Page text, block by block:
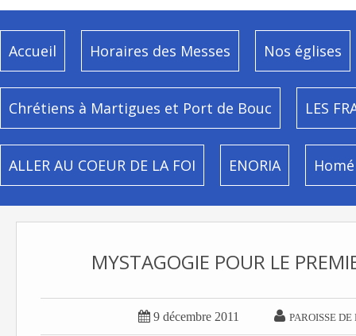
Accueil Horaires des Messes Nos églises
Chrétiens à Martigues et Port de Bouc LES
ALLER AU COEUR DE LA FOI ENORIA
MYSTAGOGIE POUR LE
 9 décembre 2011  PAROISSE